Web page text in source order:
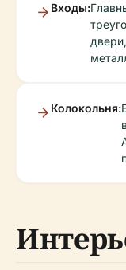
Входы:
Колокольня: